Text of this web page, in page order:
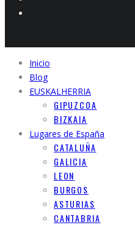
Inicio
Blog
EUSKALHERRIA
GIPUZCOA
BIZKAIA
Lugares de España
CATALUÑA
GALICIA
LEON
BURGOS
ASTURIAS
CANTABRIA